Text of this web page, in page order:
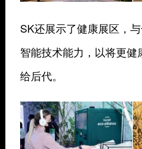
SK还展示了健康展区，
智能技术能力，以将更
给后代。